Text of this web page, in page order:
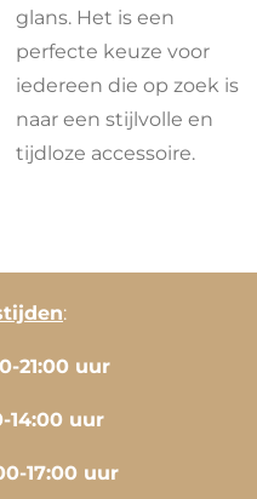
glans. Het is een
perfecte keuze voor
iedereen die op zoek is
naar een stijlvolle en
tijdloze accessoire.
:
21:00 uur
14:00 uur
17:00 uur